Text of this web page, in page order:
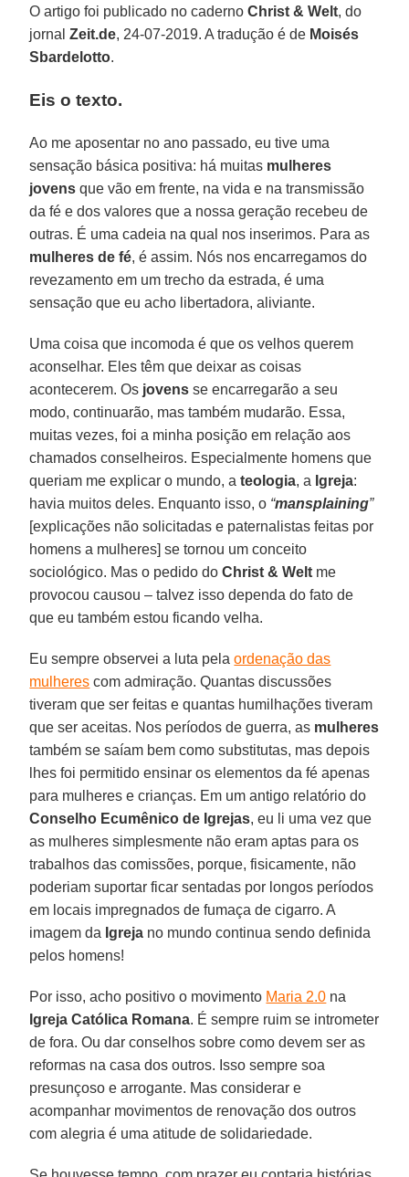
O artigo foi publicado no cadernoChrist & Welt, do
jornalZeit.de, 24-07-2019. A tradução é de Moisés
Sbardelotto.
Eis o texto.
Ao me aposentar no ano passado, eu tive uma
sensação básica positiva: há muitas mulheres
jovens que vão em frente, na vida e na transmissão
da fé e dos valores que a nossa geração recebeu de
outras. É uma cadeia na qual nos inserimos. Para as
mulheres de fé, é assim. Nós nos encarregamos do
revezamento em um trecho da estrada, é uma
sensação que eu acho libertadora, aliviante.
Uma coisa que incomoda é que os velhos querem
aconselhar. Eles têm que deixar as coisas
acontecerem. Os jovens se encarregarão a seu
modo, continuarão, mas também mudarão. Essa,
muitas vezes, foi a minha posição em relação aos
chamados conselheiros. Especialmente homens que
queriam me explicar o mundo, ateologia, a Igreja:
havia muitos deles. Enquanto isso, o “mansplaining”
[explicações não solicitadas e paternalistas feitas por
homens a mulheres] se tornou um conceito
sociológico. Mas o pedido doChrist & Welt me
provocou causou – talvez isso dependa do fato de
que eu também estou ficando velha.
Eu sempre observei a luta pelaordenação das
mulheres com admiração. Quantas discussões
tiveram que ser feitas e quantas humilhações tiveram
que ser aceitas. Nos períodos de guerra, as mulheres
também se saíam bem como substitutas, mas depois
lhes foi permitido ensinar os elementos da fé apenas
para mulheres e crianças. Em um antigo relatório do
Conselho Ecumênico de Igrejas, eu li uma vez que
as mulheres simplesmente não eram aptas para os
trabalhos das comissões, porque, fisicamente, não
poderiam suportar ficar sentadas por longos períodos
em locais impregnados de fumaça de cigarro. A
imagem da Igreja no mundo continua sendo definida
pelos homens!
Por isso, acho positivo o movimento Maria 2.0 na
Igreja Católica Romana. É sempre ruim se intrometer
de fora. Ou dar conselhos sobre como devem ser as
reformas na casa dos outros. Isso sempre soa
presunçoso e arrogante. Mas considerar e
acompanhar movimentos de renovação dos outros
com alegria é uma atitude de solidariedade.